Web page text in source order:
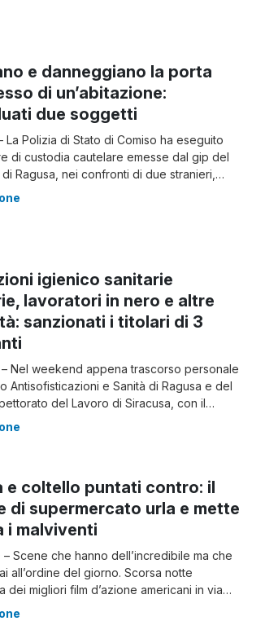
e danneggiano la porta
di un’abitazione:
due soggetti
La Polizia di Stato di Comiso ha eseguito
di custodia cautelare emesse dal gip del
Ragusa, nei confronti di due stranieri,
tempo a Comiso, autori di una rapina in
igienico sanitarie
lavoratori in nero e altre
sanzionati i titolari di 3
– Nel weekend appena trascorso personale
Antisofisticazioni e Sanità di Ragusa e del
del Lavoro di Siracusa, con il
territoriale, hanno effettuato dei
e coltello puntati contro: il
di supermercato urla e mette
i malviventi
– Scene che hanno dell’incredibile ma che
all’ordine del giorno. Scorsa notte
dei migliori film d’azione americani in via
capoluogo siciliano di Palermo, dove due